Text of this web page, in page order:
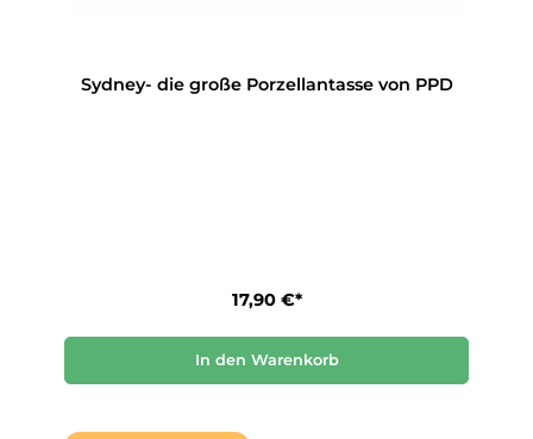
Sydney- die große Porzellantasse von PPD
17,90 €*
In den Warenkorb